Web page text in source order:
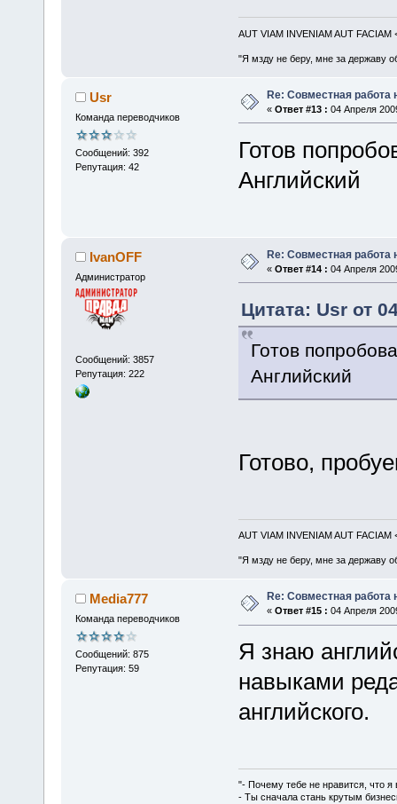
AUT VIAM INVENIAM AUT FACIAM
"Я мзду не беру, мне за державу
Usr
Команда переводчиков
Сообщений: 392
Репутация: 42
Re: Совместная работа
« Ответ #13 : 04 Апреля
Готов
Английский
IvanOFF
Администратор
Сообщений: 3857
Репутация: 222
Re: Совместная работа
« Ответ #14 : 04 Апреля
Цитата: Usr от
Готов
Английский
Готово,
AUT VIAM INVENIAM AUT FACIAM
"Я мзду не беру, мне за державу
Media777
Команда переводчиков
Сообщений: 875
Репутация: 59
Re: Совместная работа
« Ответ #15 : 04 Апреля
Я знаю
навыками
английского.
"- Почему тебе не нравится, что я
- Ты сначала стань крутым